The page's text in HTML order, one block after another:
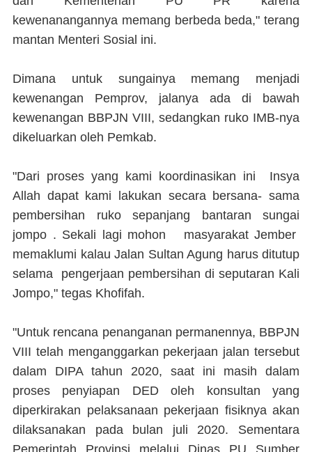
kewenanangannya memang berbeda beda," terang
mantan Menteri Sosial ini.
Dimana untuk sungainya memang menjadi
kewenangan Pemprov, jalanya ada di bawah
kewenangan BBPJN VIII, sedangkan ruko IMB-nya
dikeluarkan oleh Pemkab.
"Dari proses yang kami koordinasikan ini Insya
Allah dapat kami lakukan secara bersana- sama
pembersihan ruko sepanjang bantaran sungai
jompo . Sekali lagi mohon masyarakat Jember
memaklumi kalau Jalan Sultan Agung harus ditutup
selama pengerjaan pembersihan di seputaran Kali
Jompo," tegas Khofifah.
"Untuk rencana penanganan permanennya, BBPJN
VIII telah menganggarkan pekerjaan jalan tersebut
dalam DIPA tahun 2020, saat ini masih dalam
proses penyiapan DED oleh konsultan yang
diperkirakan pelaksanaan pekerjaan fisiknya akan
dilaksanakan pada bulan juli 2020. Sementara